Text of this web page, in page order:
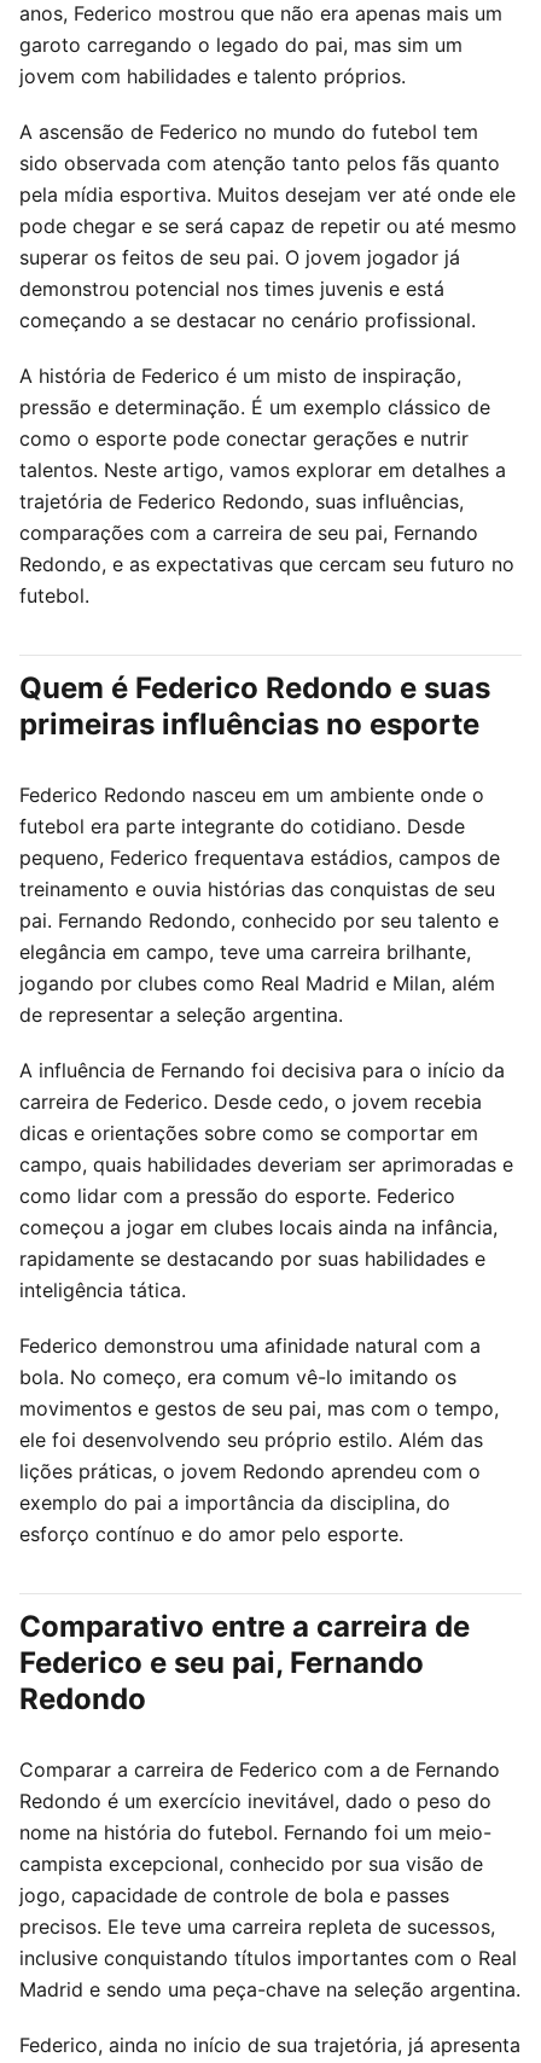
anos, Federico mostrou que não era apenas mais um
garoto carregando o legado do pai, mas sim um
jovem com habilidades e talento próprios.
A ascensão de Federico no mundo do futebol tem
sido observada com atenção tanto pelos fãs quanto
pela mídia esportiva. Muitos desejam ver até onde ele
pode chegar e se será capaz de repetir ou até mesmo
superar os feitos de seu pai. O jovem jogador já
demonstrou potencial nos times juvenis e está
começando a se destacar no cenário profissional.
A história de Federico é um misto de inspiração,
pressão e determinação. É um exemplo clássico de
como o esporte pode conectar gerações e nutrir
talentos. Neste artigo, vamos explorar em detalhes a
trajetória de Federico Redondo, suas influências,
comparações com a carreira de seu pai, Fernando
Redondo, e as expectativas que cercam seu futuro no
futebol.
Quem é Federico Redondo e suas
primeiras influências no esporte
Federico Redondo nasceu em um ambiente onde o
futebol era parte integrante do cotidiano. Desde
pequeno, Federico frequentava estádios, campos de
treinamento e ouvia histórias das conquistas de seu
pai. Fernando Redondo, conhecido por seu talento e
elegância em campo, teve uma carreira brilhante,
jogando por clubes como Real Madrid e Milan, além
de representar a seleção argentina.
A influência de Fernando foi decisiva para o início da
carreira de Federico. Desde cedo, o jovem recebia
dicas e orientações sobre como se comportar em
campo, quais habilidades deveriam ser aprimoradas e
como lidar com a pressão do esporte. Federico
começou a jogar em clubes locais ainda na infância,
rapidamente se destacando por suas habilidades e
inteligência tática.
Federico demonstrou uma afinidade natural com a
bola. No começo, era comum vê-lo imitando os
movimentos e gestos de seu pai, mas com o tempo,
ele foi desenvolvendo seu próprio estilo. Além das
lições práticas, o jovem Redondo aprendeu com o
exemplo do pai a importância da disciplina, do
esforço contínuo e do amor pelo esporte.
Comparativo entre a carreira de
Federico e seu pai, Fernando
Redondo
Comparar a carreira de Federico com a de Fernando
Redondo é um exercício inevitável, dado o peso do
nome na história do futebol. Fernando foi um meio-
campista excepcional, conhecido por sua visão de
jogo, capacidade de controle de bola e passes
precisos. Ele teve uma carreira repleta de sucessos,
inclusive conquistando títulos importantes com o Real
Madrid e sendo uma peça-chave na seleção argentina.
Federico, ainda no início de sua trajetória, já apresenta